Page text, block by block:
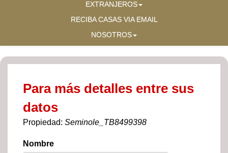
EXTRANJEROS
RECIBA CASAS VIA EMAIL
NOSOTROS
Para más detalles entre sus
datos
Propiedad: Seminole_TB8499398
Nombre